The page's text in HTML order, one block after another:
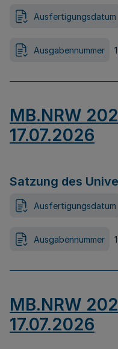
Ausfertigungsdatum
Ausgabennummer
MB.NRW
17.07.2026
Satzung des
Ausfertigungsdatum
Ausgabennummer
MB.NRW
17.07.2026